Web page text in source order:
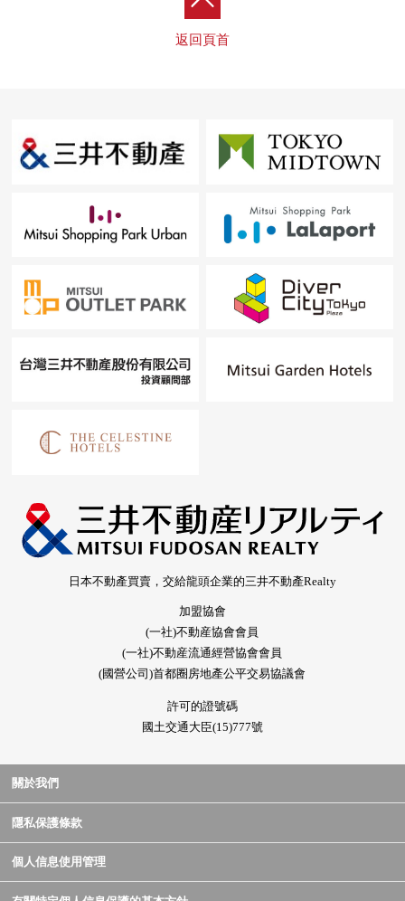
返回頁首
日本不動產買賣，交給龍頭企業的三井不動產Realty
加盟協會
(一社)不動産協會會員
(一社)不動産流通經營協會會員
(國營公司)首都圈房地產公平交易協議會
許可的證號碼
國土交通大臣(15)777號
關於我們
隱私保護條款
個人信息使用管理